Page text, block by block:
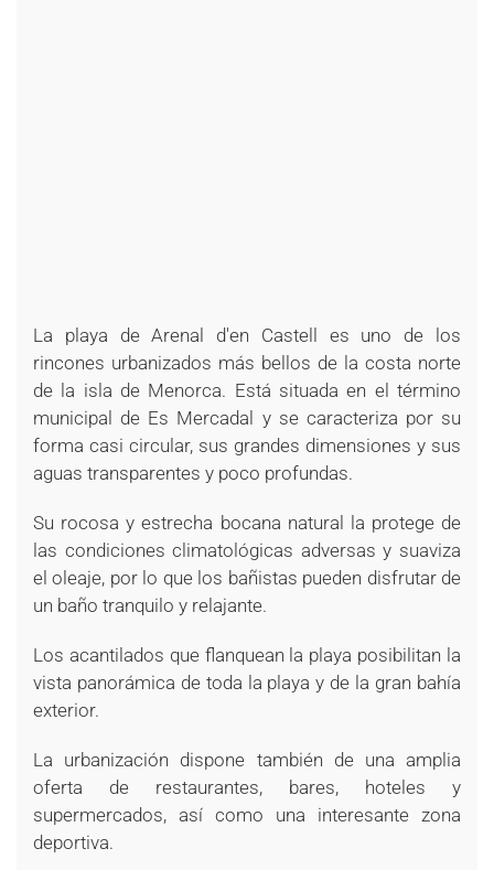
La playa de Arenal d'en Castell es uno de los
rincones urbanizados más bellos de la costa norte
de la isla de Menorca. Está situada en el término
municipal de Es Mercadal y se caracteriza por su
forma casi circular, sus grandes dimensiones y sus
aguas transparentes y poco profundas.
Su rocosa y estrecha bocana natural la protege de
las condiciones climatológicas adversas y suaviza
el oleaje, por lo que los bañistas pueden disfrutar de
un baño tranquilo y relajante.
Los acantilados que flanquean la playa posibilitan la
vista panorámica de toda la playa y de la gran bahía
exterior.
La urbanización dispone también de una amplia
oferta de restaurantes, bares, hoteles y
supermercados, así como una interesante zona
deportiva.